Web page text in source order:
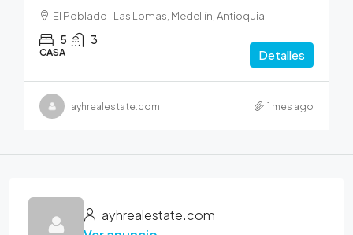
El Poblado- Las Lomas, Medellín, Antioquia
5 3
CASA Detalles
ayhrealestate.com 1 mes ago
ayhrealestate.com